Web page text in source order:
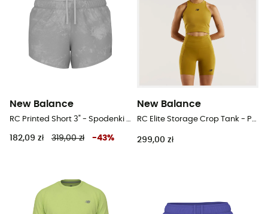
New Balance
182,09 zł 319,00 zł -43%
New Balance
299,00 zł